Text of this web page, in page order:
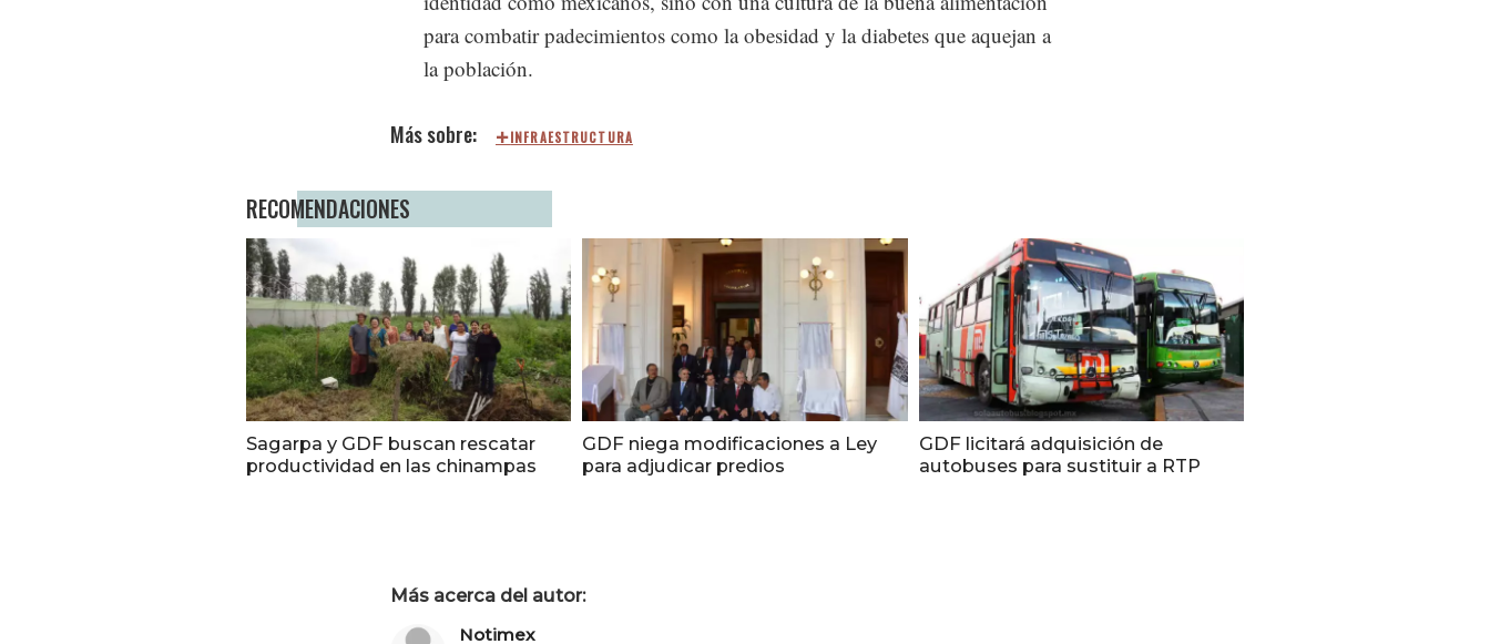
para combatir padecimientos como la obesidad y la diabetes que aquejan a
la población.
INFRAESTRUCTURA
RECOMENDACIONES
Sagarpa y GDF buscan rescatar
productividad en las chinampas
GDF niega modificaciones a Ley
para adjudicar predios
GDF licitará adquisición de
autobuses para sustituir a RTP
Más acerca del autor:
Notimex